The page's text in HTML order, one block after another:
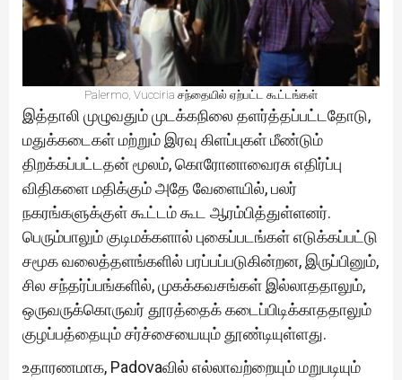
Palermo, Vucciria சந்தையில் ஏற்பட்ட கூட்டங்கள்
இத்தாலி முழுவதும் முடக்கநிலை தளர்த்தப்பட்டதோடு,
மதுக்கடைகள் மற்றும் இரவு கிளப்புகள் மீண்டும்
திறக்கப்பட்டதன் மூலம், கொரோனாவைரசு எதிர்ப்பு
விதிகளை மதிக்கும் அதே வேளையில், பலர்
நகரங்களுக்குள் கூட்டம் கூட ஆரம்பித்துள்ளனர்.
பெரும்பாலும் குடிமக்களால் புகைப்படங்கள் எடுக்கப்பட்டு
சமூக வலைத்தளங்களில் பரப்பப்படுகின்றன, இருப்பினும்,
சில சந்தர்ப்பங்களில், முகக்கவசங்கள் இல்லாததாலும்,
ஒருவருக்கொருவர் தூரத்தைக் கடைப்பிடிக்காததாலும்
குழப்பத்தையும் சர்ச்சையையும் தூண்டியுள்ளது.
உதாரணமாக, Padovaவில் எல்லாவற்றையும் மறுபடியும்